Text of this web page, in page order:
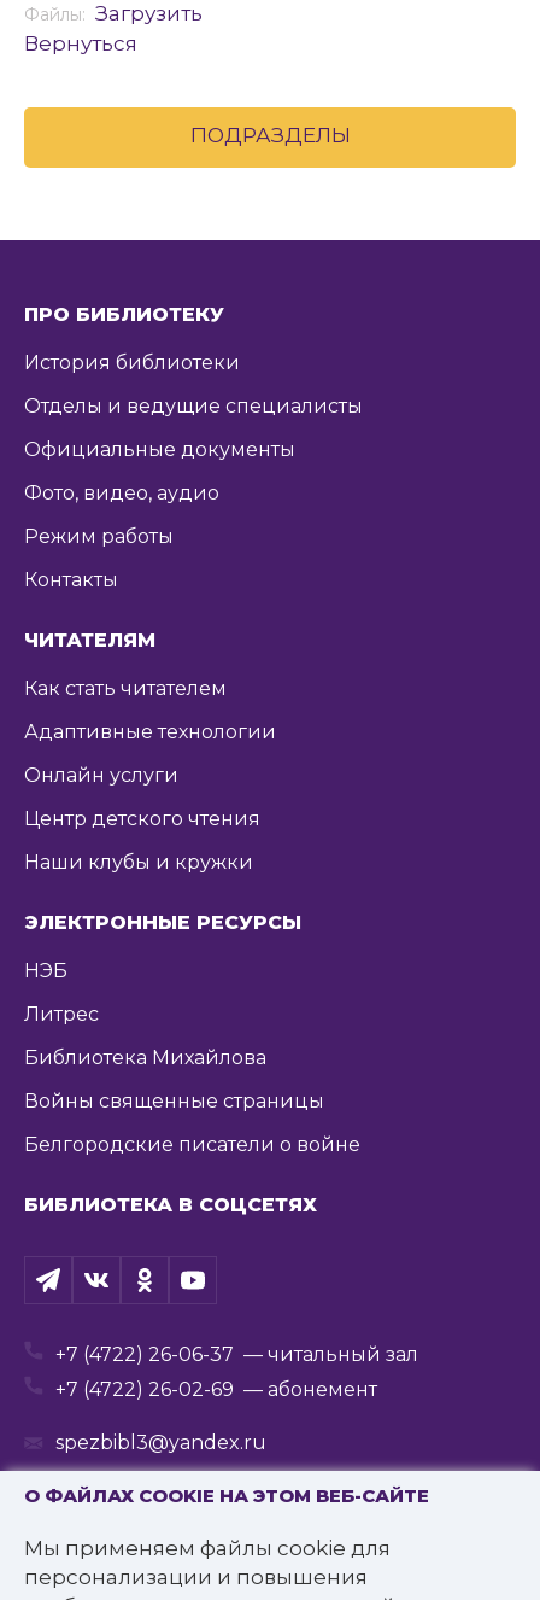
О ФАЙЛАХ COOKIE НА ЭТОМ ВЕБ-САЙТЕ
Мы применяем файлы cookie для
персонализации и повышения
Файлы: Загрузить
Вернуться
ПОДРАЗДЕЛЫ
ПРО БИБЛИОТЕКУ
История библиотеки
Отделы и ведущие специалисты
Официальные документы
Фото, видео, аудио
Режим работы
Контакты
ЧИТАТЕЛЯМ
Как стать читателем
Адаптивные технологии
Онлайн услуги
Центр детского чтения
Наши клубы и кружки
ЭЛЕКТРОННЫЕ РЕСУРСЫ
НЭБ
Литрес
Библиотека Михайлова
Войны священные страницы
Белгородские писатели о войне
БИБЛИОТЕКА В СОЦСЕТЯХ
+7 (4722) 26-06-37 — читальный зал
+7 (4722) 26-02-69 — абонемент
spezbibl3@yandex.ru
© 2016—2022 Государственное бюджетное